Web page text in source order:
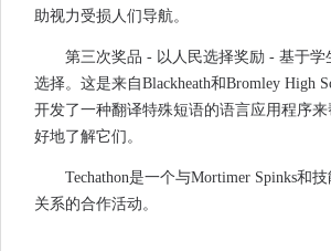
助视力受损人们导航。
第三次奖品 - 以人民选择奖励 - 基于学
选择。这是来自Blackheath和Bromley High
开发了一种翻译特殊短语的语言应用程序
好地了解它们。
Techathon是一个与Mortimer Spinks和
关系的合作活动。